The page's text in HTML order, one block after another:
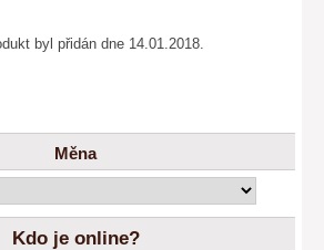
byl přidán dne 14.01.2018.
Měna
Kdo je online?